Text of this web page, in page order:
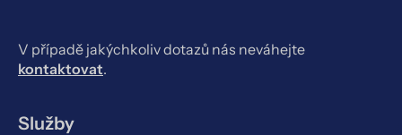
V případě jakýchkoliv dotazů nás neváhejte
kontaktovat.
Služby